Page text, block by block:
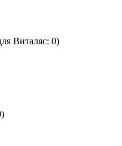
Виталяс: 0)